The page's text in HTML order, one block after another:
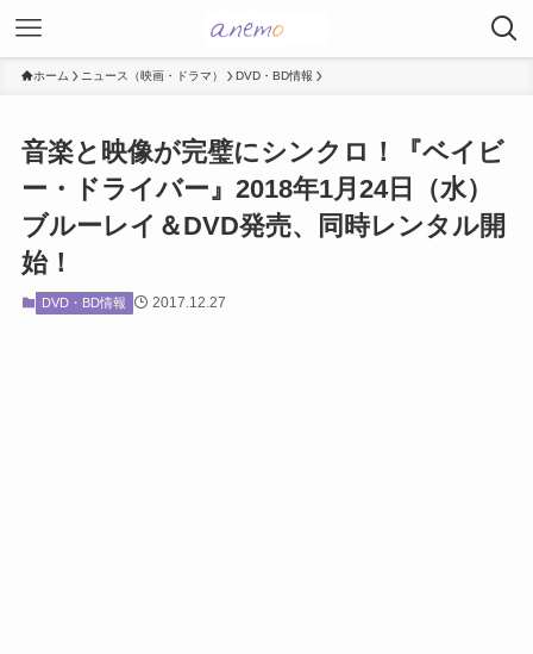
ホーム ニュース（映画・ドラマ） DVD・BD情報
音楽と映像が完璧にシンクロ！『ベイビ
ー・ドライバー』2018年1月24日（水）
ブルーレイ＆DVD発売、同時レンタル開
始！
DVD・BD情報 2017.12.27